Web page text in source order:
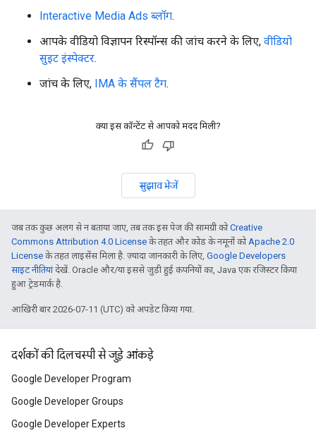
Interactive Media Ads ब्लॉग.
आपके वीडियो विज्ञापन रिस्पॉन्स की जांच करने के लिए, वीडियो
सुइट इंस्पेक्टर.
जांच के लिए, IMA के सैंपल टैग.
क्या इस कॉन्टेंट से आपको मदद मिली?
सुझाव भेजें
जब तक कुछ अलग से न बताया जाए, तब तक इस पेज की सामग्री कोCreative
Commons Attribution 4.0 License के तहत और कोड के नमूनों कोApache 2.0
License के तहत लाइसेंस मिला है. ज़्यादा जानकारी के लिए, Google Developers
साइट नीतियांदेखें. Oracle और/या इससे जुड़ी हुई कंपनियों का, Java एक रजिस्टर किया
हुआ ट्रेडमार्क है.
आखिरी बार 2026-07-11 (UTC) को अपडेट किया गया.
दर्शकों की दिलचस्पी से जुड़े आंकड़े
Google Developer Program
Google Developer Groups
Google Developer Experts